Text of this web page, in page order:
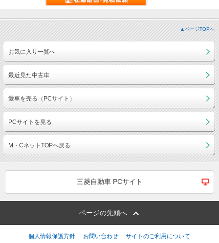
▲ページTOPへ
お気に入り一覧へ
最近見た中古車
愛車を売る（PCサイト）
PCサイトを見る
M・CネットTOPへ戻る
三菱自動車 PCサイト
ページの先頭へ
個人情報保護方針 お問い合わせ サイトのご利用について